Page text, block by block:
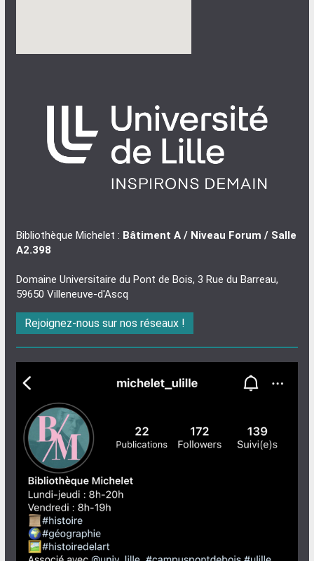
Bibliothèque Michelet : Bâtiment A / Niveau Forum / Salle
A2.398
Domaine Universitaire du Pont de Bois, 3 Rue du Barreau,
59650 Villeneuve-d'Ascq
Rejoignez-nous sur nos réseaux !